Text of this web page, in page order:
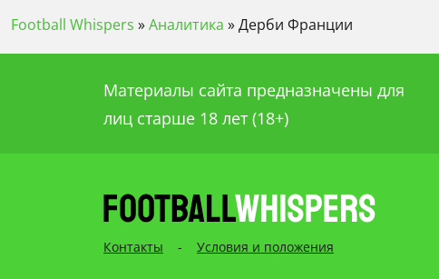
Football Whispers »Аналитика »Дерби Франции
Материалы сайта предназначены для
лиц старше 18 лет (18+)
Контакты - Условия и положения